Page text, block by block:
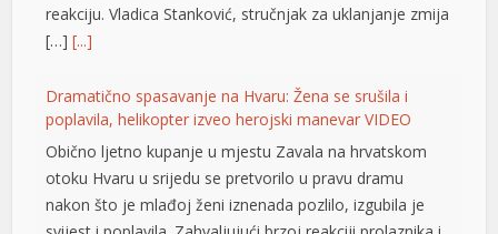
reakciju. Vladica Stanković, stručnjak za uklanjanje zmija
[…][...]
Dramatično spasavanje na Hvaru: Žena se srušila i
poplavila, helikopter izveo herojski manevar VIDEO
Obično ljetno kupanje u mjestu Zavala na hrvatskom
otoku Hvaru u srijedu se pretvorilo u pravu dramu
nakon što je mlađoj ženi iznenada pozlilo, izgubila je